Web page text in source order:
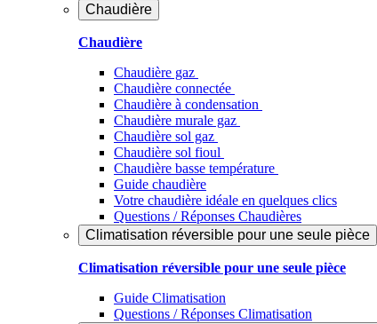
Chaudière
Chaudière
Chaudière gaz
Chaudière connectée
Chaudière à condensation
Chaudière murale gaz
Chaudière sol gaz
Chaudière sol fioul
Chaudière basse température
Guide chaudière
Votre chaudière idéale en quelques clics
Questions / Réponses Chaudières
Climatisation réversible pour une seule pièce
Climatisation réversible pour une seule pièce
Guide Climatisation
Questions / Réponses Climatisation